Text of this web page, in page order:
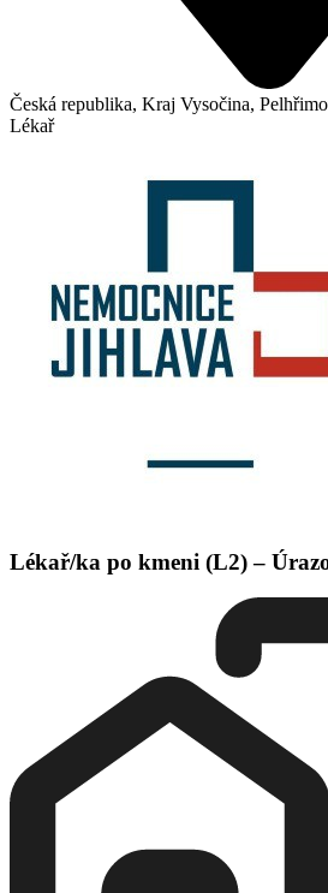
Česká republika, Kraj Vysočina,
Lékař
Lékař/ka po kmeni (L2) –